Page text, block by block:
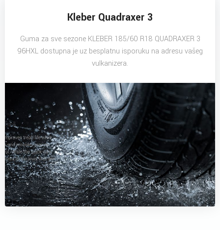
Kleber Quadraxer 3
Guma za sve sezone KLEBER 185/60 R18 QUADRAXER 3
96HXL dostupna je uz besplatnu isporuku na adresu vašeg
vulkanizera.